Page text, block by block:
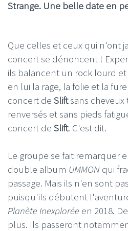
Strange. Une belle date en
Que celles et ceux qui n'ont
concert se dénoncent !
ils balancent un rock lourd
en lui la rage, la folie et la
concert de Sliftsans cheveux
renversés et sans pieds
concert de Slift. C'est dit.
Le groupe se fait remarquer
double album UMMON qui
passage. Mais ils n'en sont
puisqu'ils débutent
Planète Inexplorée en 2018.
plus. Ils passeront